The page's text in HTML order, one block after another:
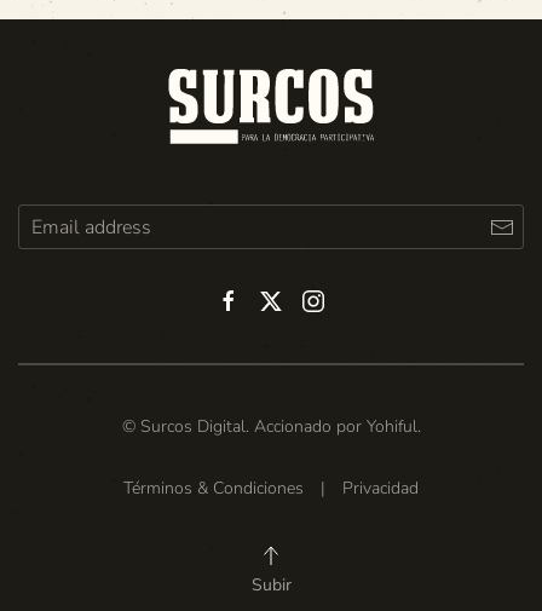
© Surcos Digital. Accionado por Yohiful.
Términos & Condiciones | Privacidad
Subir